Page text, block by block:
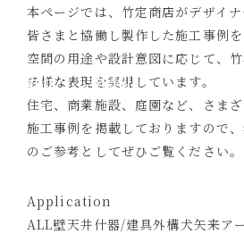
施工事例
本ページでは、竹定商店がデザイ
皆さまと協働し製作した施工事例を
空間の用途や設計意図に応じて、
多様な表現を実現しています。
住宅、商業施設、庭園など、さま
施工事例を掲載しておりますので
のご参考としてぜひご覧ください。
Application
ALL壁天井什器/建具外構犬矢来ア